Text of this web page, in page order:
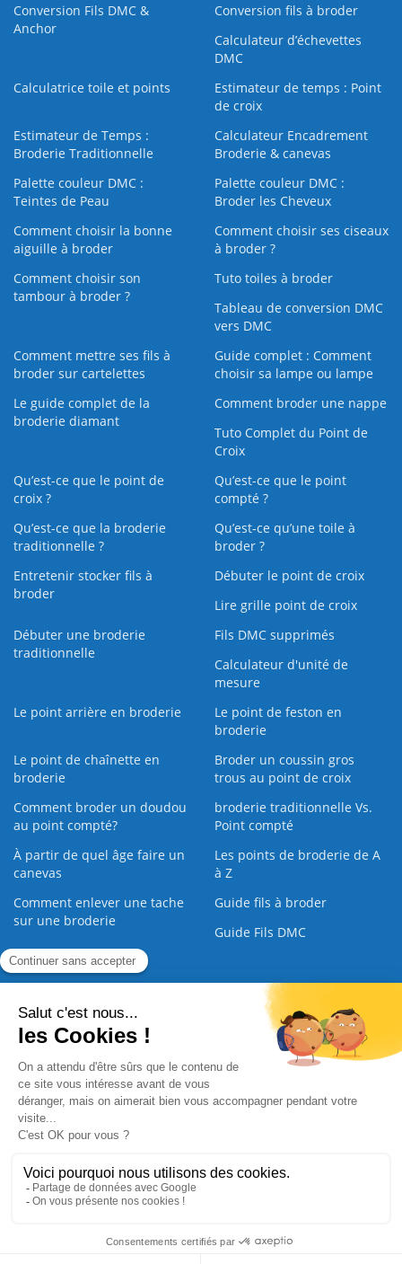
Conversion Fils DMC &
Anchor
Conversion fils à broder
Calculateur d’échevettes
DMC
Calculatrice toile et points
Estimateur de temps : Point
de croix
Estimateur de Temps :
Broderie Traditionnelle
Calculateur Encadrement
Broderie & canevas
Palette couleur DMC :
Teintes de Peau
Palette couleur DMC :
Broder les Cheveux
Comment choisir la bonne
aiguille à broder
Comment choisir ses ciseaux
à broder ?
Comment choisir son
tambour à broder ?
Tuto toiles à broder
Tableau de conversion DMC
vers DMC
Comment mettre ses fils à
broder sur cartelettes
Guide complet : Comment
choisir sa lampe ou lampe
Le guide complet de la
broderie diamant
Comment broder une nappe
Tuto Complet du Point de
Croix
Qu’est-ce que le point de
croix ?
Qu’est-ce que le point
compté ?
Qu’est-ce que la broderie
traditionnelle ?
Qu’est‑ce qu’une toile à
broder ?
Entretenir stocker fils à
broder
Débuter le point de croix
Lire grille point de croix
Débuter une broderie
traditionnelle
Fils DMC supprimés
Calculateur d'unité de
mesure
Le point arrière en broderie
Le point de feston en
broderie
Le point de chaînette en
broderie
Broder un coussin gros
trous au point de croix
Comment broder un doudou
au point compté?
broderie traditionnelle Vs.
Point compté
À partir de quel âge faire un
canevas
Les points de broderie de A
à Z
Comment enlever une tache
sur une broderie
Guide fils à broder
Guide Fils DMC
Guide de la Broderie
Commande Papier Qui sommes nous Nous contacter |
Paiement sécurisé
2008 - 2026 © CreaMagic. ALL Rights Reserved.